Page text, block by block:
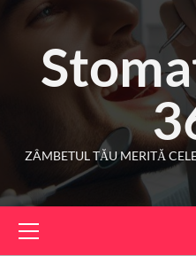
content
ZÂMBETUL TĂU MERITĂ
Menu